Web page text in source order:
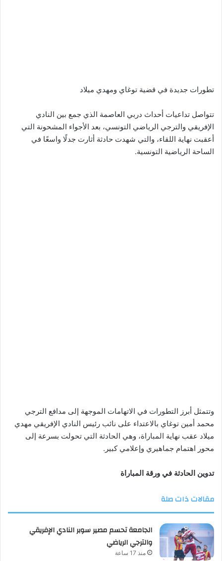
تطورات جديدة في قضية توغاي ومهدي ميلاد
تتواصل تداعيات أحداث دربي العاصمة الذي جمع بين النادي
الإفريقي والترجي الرياضي التونسي، بعد الأجواء المشحونة التي
أعقبت نهاية اللقاء، والتي شهدت حادثة أثارت جدلًا واسعًا في
الساحة الرياضية التونسية.
وتتمثل أبرز التطورات في الاتهامات الموجهة إلى مدافع الترجي
محمد أمين توغاي بالاعتداء على نائب رئيس النادي الإفريقي مهدي
ميلاد عقب نهاية المباراة، وهي الحادثة التي تحولت بسرعة إلى
محور اهتمام جماهيري وإعلامي كبير.
تدوين الحادثة في ورقة المباراة
مقالات ذات صلة
الجامعة تحسم مصير سوبر النادي الإفريقي
والترجي الرياضي
منذ 17 ساعة